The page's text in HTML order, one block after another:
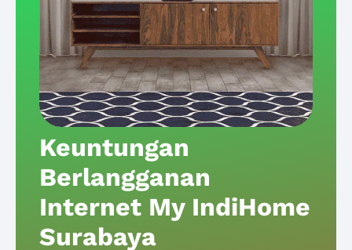
Keuntungan
Berlangganan
Internet My IndiHome
Surabaya